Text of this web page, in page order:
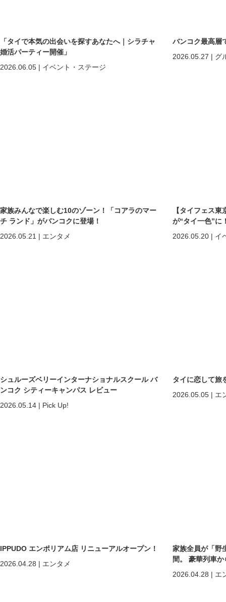
「タイで本気の出会いを探すあなたへ｜シラチャ
婚活パーティー開催」
2026.06.05 | イベント・ステージ
バンコク最高層
2026.05.27 | グ
家族みんなで楽しむ10のゾーン！「コアラのマー
チ ランド」がバンコクに登場！
2026.05.21 | エンタメ
【タイフェス
が“タイ一色”に
2026.05.20 | イ
シュルーズベリーインターナショナルスクール バ
ンコク シティーキャンパス レビュー
2026.05.14 | Pick Up!
タイに恋して旅
2026.05.05 | エ
IPPUDO エンポリアム店 リニューアルオープン！
2026.04.28 | エンタメ
家族全員が「野
間。 豪華列車
2026.04.28 | エ